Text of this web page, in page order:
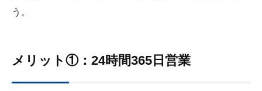
う。
メリット①：24時間365日営業